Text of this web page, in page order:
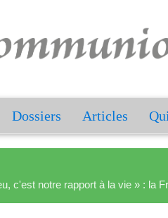
Dossiers Articles
c'est notre rapport à la vie » : la